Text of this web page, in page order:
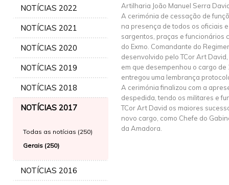
NOTÍCIAS 2022
NOTÍCIAS 2021
NOTÍCIAS 2020
NOTÍCIAS 2019
NOTÍCIAS 2018
NOTÍCIAS 2017
Todas as notícias (250)
Gerais (250)
NOTÍCIAS 2016
Artilharia João Manuel Serra
A cerimónia de cessação de
na presença de todos os oficiais
sargentos, praças e funcionários
do Exmo. Comandante do
desenvolvido pelo TCor Art
em que desempenhou o cargo de
entregou uma lembrança
A cerimónia finalizou com a
despedida, tendo os militares e
TCor Art David os maiores
novo cargo, como Chefe do
da Amadora.